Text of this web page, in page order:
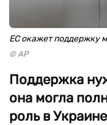
ЕС окажет поддержку
© AP
Поддержка
она могла
роль в